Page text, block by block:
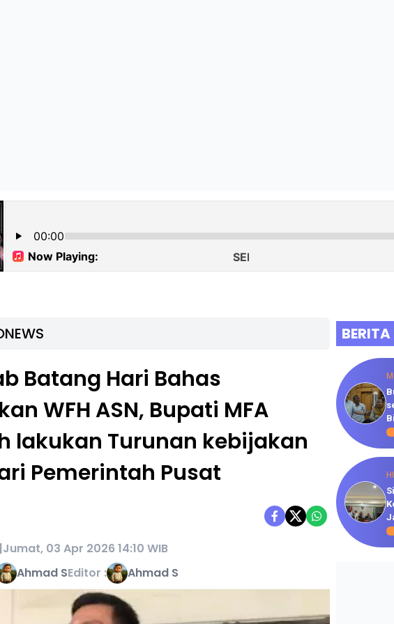
Batang Hari Bahas
WFH ASN, Bupati MFA
lakukan Turunan kebijakan
Pemerintah Pusat
Jumat, 03 Apr 2026 14:10 WIB
Ahmad SEditor : Ahmad S
BERITA